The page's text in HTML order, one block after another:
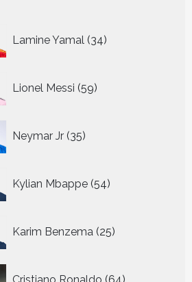
Lamine Yamal 34
producten
Lionel Messi 59
producten
Neymar Jr 35
producten
Kylian Mbappe 54
producten
Karim Benzema 25
producten